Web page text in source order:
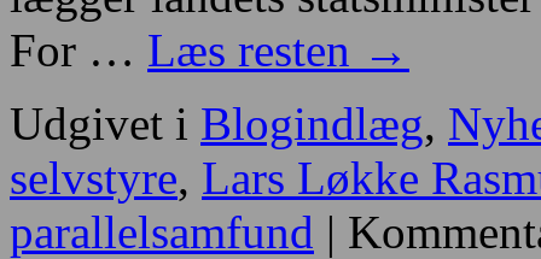
For … Læs resten →
Udgivet i Blogindlæg,
selvstyre, Lars Løkke
parallelsamfund |